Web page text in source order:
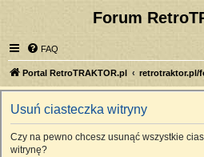
Forum
FAQ
Portal RetroTRAKTOR.pl retrotraktor.pl/
Usuń ciasteczka witryny
Czy na pewno chcesz usunąć wszystkie
witrynę?